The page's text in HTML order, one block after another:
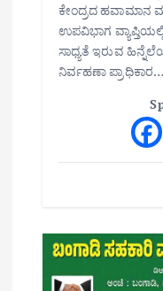
ಕೇಂದ್ರದ ಹವಾಮಾನ
ಉಪವಿಭಾಗ
ಸಾಧ್ಯತೆ ಇರುವ
ನಿರ್ವಹಣಾ ಪ್ರಾಧಿಕಾರ…